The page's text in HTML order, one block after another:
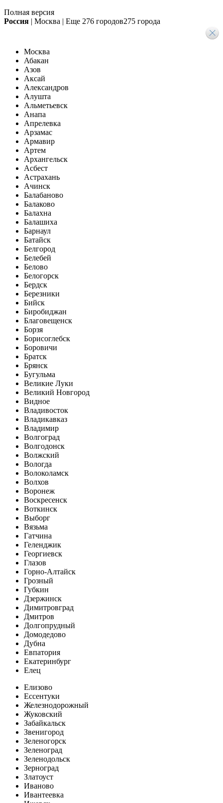
Полная версия
Россия | Москва | Еще 276 городов275 города
Москва
Абакан
Азов
Аксай
Александров
Алушта
Альметьевск
Анапа
Апрелевка
Арзамас
Армавир
Артем
Архангельск
Асбест
Астрахань
Ачинск
Балабаново
Балаково
Балахна
Балашиха
Барнаул
Батайск
Белгород
Белебей
Белово
Белогорск
Бердск
Березники
Бийск
Биробиджан
Благовещенск
Борзя
Борисоглебск
Боровичи
Братск
Брянск
Бугульма
Великие Луки
Великий Новгород
Видное
Владивосток
Владикавказ
Владимир
Волгоград
Волгодонск
Волжский
Вологда
Волоколамск
Волхов
Воронеж
Воскресенск
Воткинск
Выборг
Вязьма
Гатчина
Геленджик
Георгиевск
Глазов
Горно-Алтайск
Грозный
Губкин
Дзержинск
Димитровград
Дмитров
Долгопрудный
Домодедово
Дубна
Евпатория
Екатеринбург
Елец
Елизово
Ессентуки
Железнодорожный
Жуковский
Забайкальск
Звенигород
Зеленогорск
Зеленоград
Зеленодольск
Зерноград
Златоуст
Иваново
Ивантеевка